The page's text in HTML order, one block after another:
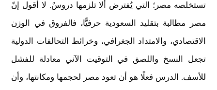
تستخلصه مصر؛ التي يُفترض ألا تلزمها دروسٌ. لا أقول إنّ
مصر مطالبة بتقليد السعودية حرفيًّا، فالفروق في الوزن
الاقتصادي، والامتداد الجغرافي، وخرائط التحالفات الدولية
تجعل النسخ واللصق في التوقيت الآني معادلة للفشل
للأسف. الدرس فعلًا هو أن تعود مصر لحجمها ومكانتها، وأن